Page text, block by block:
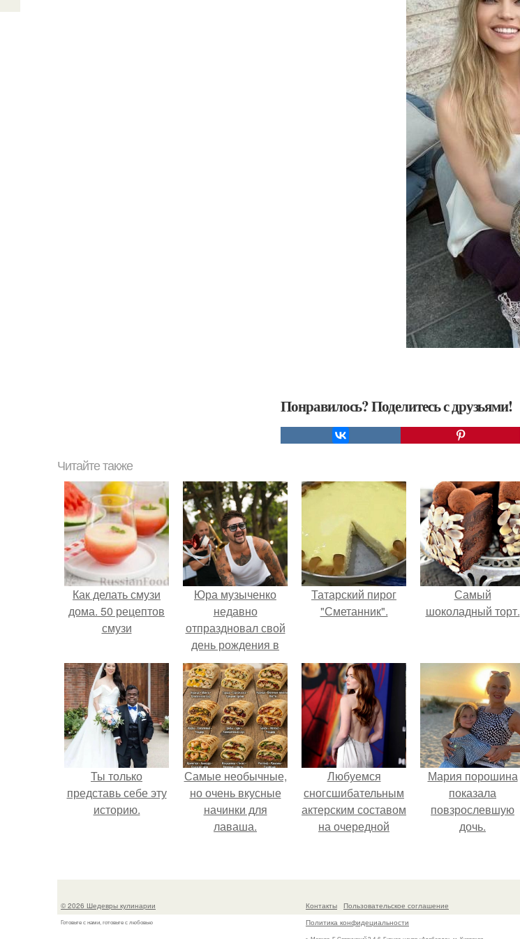
Понравилось? Поделитесь с друзьями!
Читайте также
Как делать смузи
дома. 50 рецептов
смузи
Юра музыченко
недавно
отпраздновал свой
день рождения в
кругу самых
близких и родных
людей.
Татарский пирог
"Сметанник".
Самый
шоколадный торт.
Ты только
представь себе эту
историю.
Самые необычные,
но очень вкусные
начинки для
лаваша.
Любуемся
сногсшибательным
актерским составом
на очередной
Мария порошина
показала
повзрослевшую
дочь.
© 2026 Шедевры кулинарии
Готовьте с нами, готовьте с любовью
Контакты
Пользовательское соглашение
Политика конфидециальности